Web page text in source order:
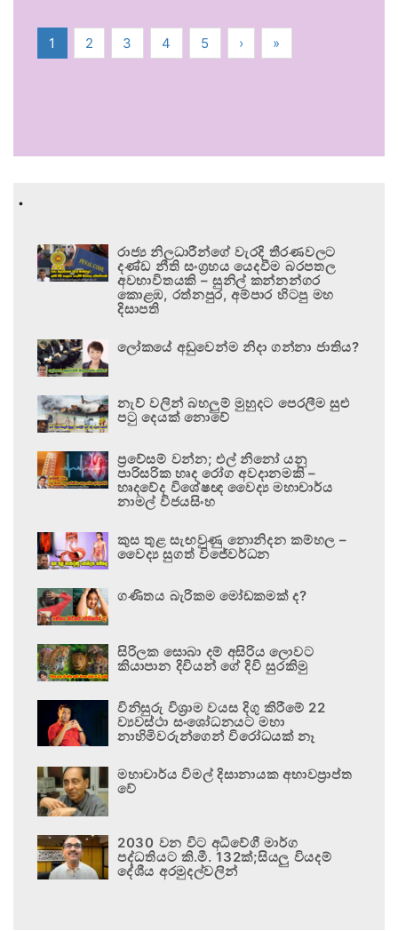
1 2 3 4 5 › »
.
රාජ්‍ය නිලධාරීන්ගේ වැරදි තීරණවලට
දණ්ඩ නීති සංග්‍රහය යෙදවීම බරපතල
අවභාවිතයකි – සුනිල් කන්නන්ගර
කොළඹ, රත්නපුර, අම්පාර හිටපු මහ
දිසාපති
ලෝකයේ අඩුවෙන්ම නිදා ගන්නා ජාතිය?
නැව් වලින් බහලුම් මුහුදට පෙරලීම සුළු
පටු දෙයක් නොවේ
ප්‍රවේසම් වන්න; එල් නිනෝ යනු
පාරිසරික හෘද රෝග අවදානමකි –
හෘදවේද විශේෂඥ වෛද්‍ය මහාචාර්ය
නාමල් විජයසිංහ
කුස තුළ සැඟවුණු නොනිදන කම්හල –
වෛද්‍ය සුගත් විජේවර්ධන
ගණිතය බැරිකම මෝඩකමක් ද?
සිරිලක සොබා දම් අසිරිය ලොවට
කියාපාන දිවියන් ගේ දිවි සුරකිමු
විනිසුරු විශ්‍රාම වයස දිගු කිරීමේ 22
ව්‍යවස්ථා සංශෝධනයට මහා
නාහිමිවරුන්ගෙන් විරෝධයක් නෑ
මහාචාර්ය විමල් දිසානායක අභාවප්‍රාප්ත
වේ
2030 වන විට අධිවේගී මාර්ග
පද්ධතියට කි.මී. 132ක්;සියලු වියදම්
දේශීය අරමුදල්වලින්